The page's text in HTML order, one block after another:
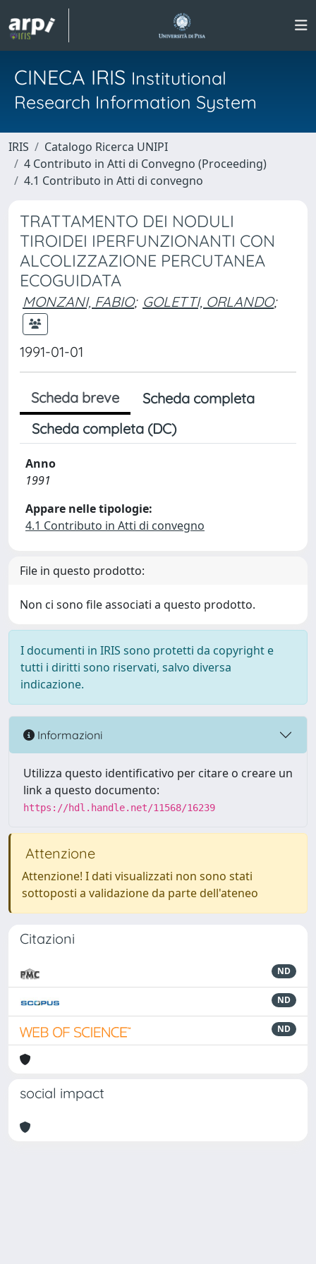
CINECA IRIS Institutional
Research Information System
IRIS
Catalogo Ricerca UNIPI
4 Contributo in Atti di Convegno (Proceeding)
4.1 Contributo in Atti di convegno
TRATTAMENTO DEI NODULI
TIROIDEI IPERFUNZIONANTI CON
ALCOLIZZAZIONE PERCUTANEA
ECOGUIDATA
MONZANI, FABIO; GOLETTI, ORLANDO;
1991-01-01
Scheda breve
Scheda completa
Scheda completa (DC)
Anno
1991
Appare nelle tipologie:
4.1 Contributo in Atti di convegno
File in questo prodotto:
Non ci sono file associati a questo prodotto.
I documenti in IRIS sono protetti da copyright e
tutti i diritti sono riservati, salvo diversa
indicazione.
Informazioni
Utilizza questo identificativo per citare o creare un
link a questo documento:
https://hdl.handle.net/11568/16239
Attenzione
Attenzione! I dati visualizzati non sono stati
sottoposti a validazione da parte dell'ateneo
Citazioni
ND
ND
ND
social impact